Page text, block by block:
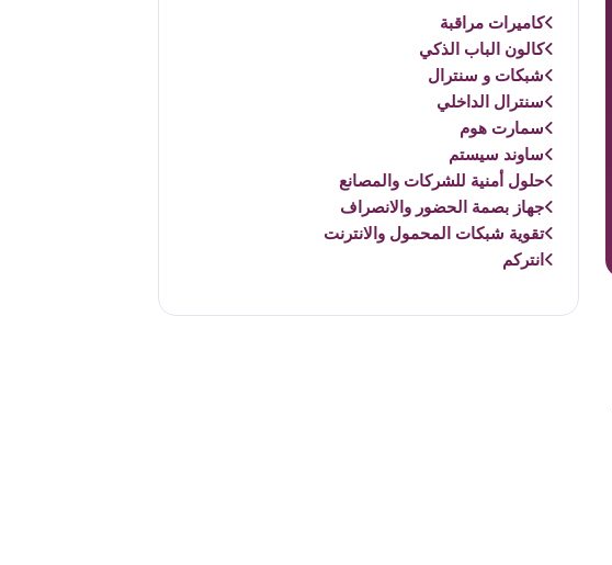
كاميرات مراقبة
كالون الباب الذكي
شبكات و سنترال
سنترال الداخلي
سمارت هوم
ساوند سيستم
حلول أمنية للشركات والمصانع
جهاز بصمة الحضور والانصراف
تقوية شبكات المحمول والانترنت
انتركم